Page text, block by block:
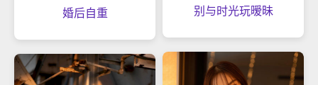
婚后自重 别与时光玩暧昧